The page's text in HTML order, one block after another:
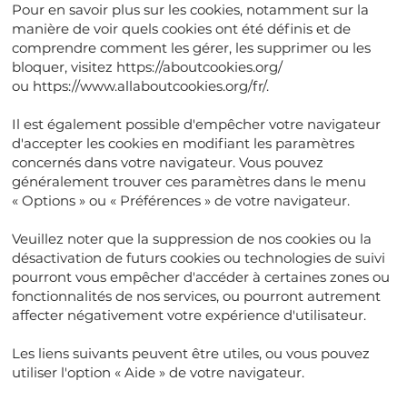
Pour en savoir plus sur les cookies, notamment sur la
manière de voir quels cookies ont été définis et de
comprendre comment les gérer, les supprimer ou les
bloquer, visitez https://aboutcookies.org/
ou https://www.allaboutcookies.org/fr/.
Il est également possible d'empêcher votre navigateur
d'accepter les cookies en modifiant les paramètres
concernés dans votre navigateur. Vous pouvez
généralement trouver ces paramètres dans le menu
« Options » ou « Préférences » de votre navigateur.
Veuillez noter que la suppression de nos cookies ou la
désactivation de futurs cookies ou technologies de suivi
pourront vous empêcher d'accéder à certaines zones ou
fonctionnalités de nos services, ou pourront autrement
affecter négativement votre expérience d'utilisateur.
Les liens suivants peuvent être utiles, ou vous pouvez
utiliser l'option « Aide » de votre navigateur.